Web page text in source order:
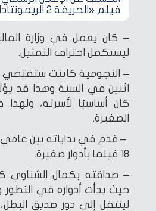
فيلم «الحريفة 2 الريمونتادا»
– كان يعمل في وزارة
ليستكمل احتراف التمثيل.
– النجومية كاتنت ستقتضي
اثنين في السنة وهذا قد
كان أساسيًا لأسرته، ولهذا
الصغيرة.
18 فيلما بأدوار صغيرة.
– صداقته بكمال الشناوي
حيث بدأت أدواره في
لينتقل إلى دور صديق